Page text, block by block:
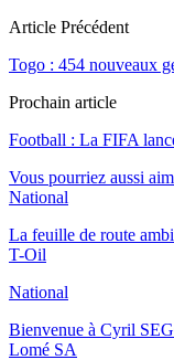
Article Précédent
Togo : 454 nouveaux
Prochain article
Football : La FIFA
Vous pourriez aussi
National
La feuille de route
T-Oil
National
Bienvenue à Cyril
Lomé SA